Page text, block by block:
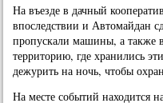
На въезде в дачный
впоследствии и Автомайдан
пропускали машины, а также
территорию, где хранились
дежурить на ночь, чтобы
На месте событий находится